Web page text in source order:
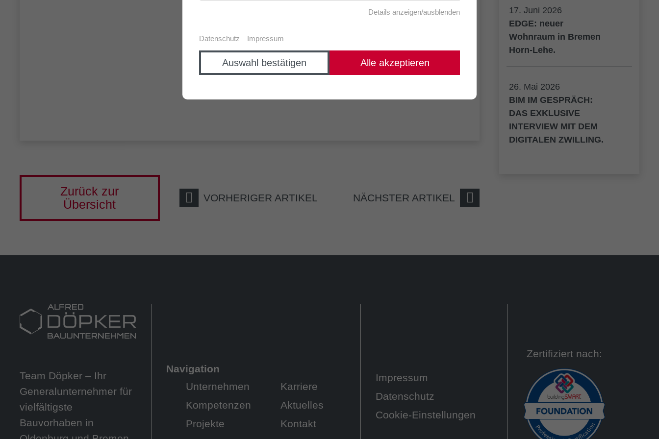
Zurück zur
Übersicht
VORHERIGER ARTIKEL NÄCHSTER ARTIKEL
17. Juni 2026
EDGE: neuer
Wohnraum in Bremen
Horn-Lehe.
26. Mai 2026
BIM IM GESPRÄCH:
DAS EXKLUSIVE
INTERVIEW MIT DEM
DIGITALEN ZWILLING.
Team Döpker – Ihr
Generalunternehmer für
vielfältigste
Bauvorhaben in
Navigation
Unternehmen
Kompetenzen
Projekte
Karriere
Aktuelles
Kontakt
Impressum
Datenschutz
Cookie-Einstellungen
Zertifiziert nach:
Details anzeigen/ausblenden
Auswahl bestätigen Alle akzeptieren
Datenschutz Impressum